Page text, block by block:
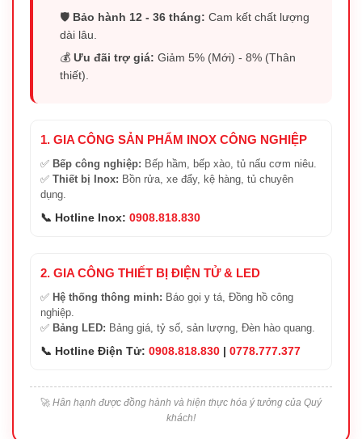
🛡️ Bảo hành 12 - 36 tháng: Cam kết chất lượng
dài lâu.
💰Ưu đãi trợ giá: Giảm 5% (Mới) - 8% (Thân
thiết).
1. GIA CÔNG SẢN PHẨM INOX CÔNG NGHIỆP
✅ Bếp công nghiệp: Bếp hầm, bếp xào, tủ nấu cơm niêu.
✅ Thiết bị Inox: Bồn rửa, xe đẩy, kệ hàng, tủ chuyên
dụng.
📞 Hotline Inox: 0908.818.830
2. GIA CÔNG THIẾT BỊ ĐIỆN TỬ & LED
✅ Hệ thống thông minh: Báo gọi y tá, Đồng hồ công
nghiệp.
✅ Bảng LED: Bảng giá, tỷ số, sản lượng, Đèn hào quang.
📞 Hotline Điện Tử: 0908.818.830 | 0778.777.377
🚀 Hân hạnh được đồng hành và hiện thực hóa ý tưởng của Quý
khách!